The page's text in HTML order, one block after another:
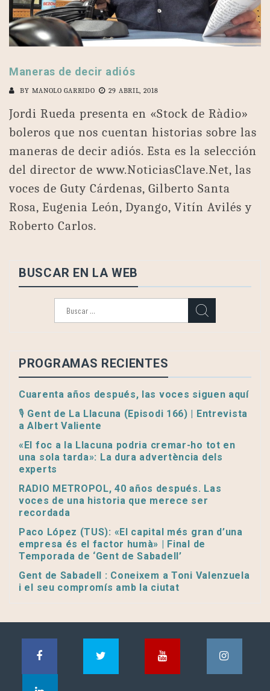
Maneras de decir adiós
BY MANOLO GARRIDO 29 ABRIL, 2018
Jordi Rueda presenta en «Stock de Ràdio»
boleros que nos cuentan historias sobre las
maneras de decir adiós. Esta es la selección
del director de www.NoticiasClave.Net, las
voces de Guty Cárdenas, Gilberto Santa
Rosa, Eugenia León, Dyango, Vitín Avilés y
Roberto Carlos.
BUSCAR EN LA WEB
PROGRAMAS RECIENTES
Cuarenta años después, las voces siguen aquí
🎙️ Gent de La Llacuna (Episodi 166) | Entrevista
a Albert Valiente
«El foc a la Llacuna podria cremar-ho tot en
una sola tarda»: La dura advertència dels
experts
RADIO METROPOL, 40 años después. Las
voces de una historia que merece ser
recordada
Paco López (TUS): «El capital més gran d’una
empresa és el factor humà» | Final de
Temporada de ‘Gent de Sabadell’
Gent de Sabadell : Coneixem a Toni Valenzuela
i el seu compromís amb la ciutat